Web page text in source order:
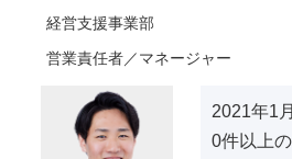
経営支援事業部
営業責任者／マネージャー
2021年1
0件以上